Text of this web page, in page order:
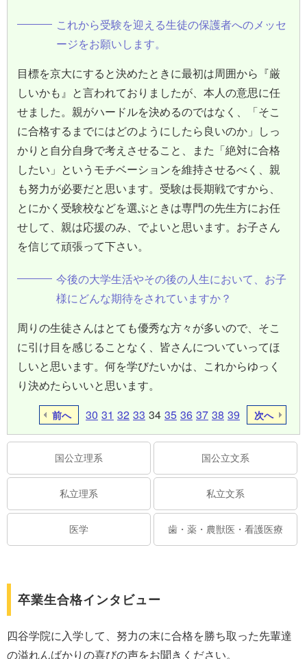
これから受験を迎える生徒の保護者へのメッセ
ージをお願いします。
目標を京大にすると決めたときに最初は周囲から『厳
しいかも』と言われておりましたが、本人の意思に任
せました。親がハードルを決めるのではなく、「そこ
に合格するまでにはどのようにしたら良いのか」しっ
かりと自分自身で考えさせること、また「絶対に合格
したい」というモチベーションを維持させるべく、親
も努力が必要だと思います。受験は長期戦ですから、
とにかく受験校などを選ぶときは専門の先生方にお任
せして、親は応援のみ、でよいと思います。お子さん
を信じて頑張って下さい。
今後の大学生活やその後の人生において、お子
様にどんな期待をされていますか？
周りの生徒さんはとても優秀な方々が多いので、そこ
に引け目を感じることなく、皆さんについていってほ
しいと思います。何を学びたいかは、これからゆっく
り決めたらいいと思います。
前へ 30 31 32 33 34 35 36 37 38 39 次へ
国公立理系 国公立文系
私立理系 私立文系
医学 歯・薬・農獣医・看護医療
卒業生合格インタビュー
四谷学院に入学して、努力の末に合格を勝ち取った先輩達
の溢れんばかりの喜びの声をお聞きください。